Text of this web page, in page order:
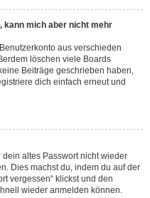
kann mich aber nicht mehr
aus verschieden
löschen viele Boards
Beiträge geschrieben haben,
dich einfach erneut und
altes Passwort nicht wieder
Dies machst du, indem du auf der
vergessen“ klickst und den
wieder anmelden können.